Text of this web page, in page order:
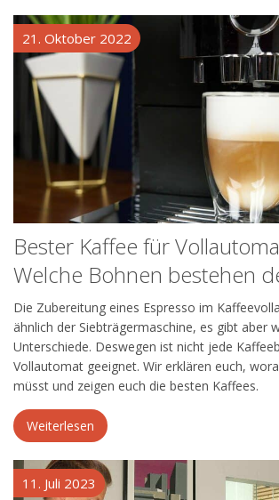
21. Oktober 2022
Bester Kaffee für
Welche Bohnen bestehen
Die Zubereitung eines Espresso im
ähnlich der Siebträgermaschine, es gibt aber
Unterschiede. Deswegen ist nicht jede
Vollautomat geeignet. Wir erklären euch,
müsst und zeigen euch die besten Kaffees.
Weiterlesen
11. Juli 2023